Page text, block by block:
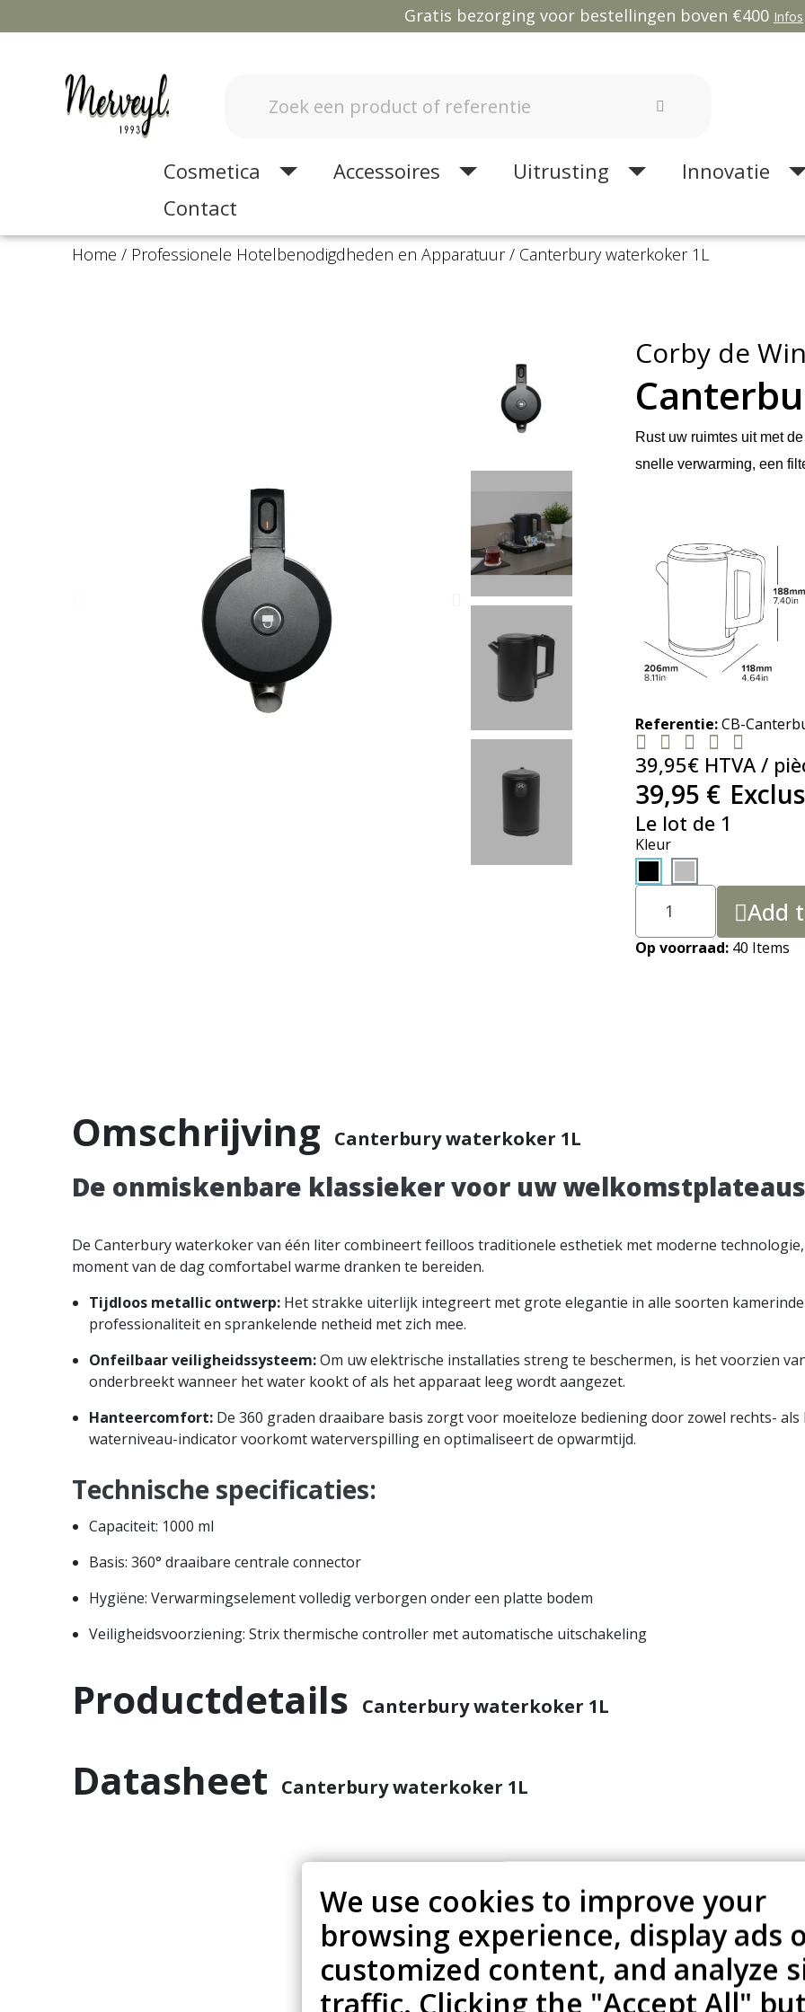
Gratis bezorging voor bestellingen boven €400 Infos
Cosmetica Accessoires Uitrusting Innovatie
Contact
Home Professionele Hotelbenodigdheden en Apparatuur Canterbury waterkoker 1L
Corby de
Rust uw ruimtes uit met
snelle verwarming, een
Referentie CB-
    
39,95€ HTVA /
39,95 €
Le lot de 1
Kleur
Add
Op voorraad 40 Items
Omschrijving Canterbury waterkoker 1L
De onmiskenbare klassieker voor uw welkomstplateaus
De Canterbury waterkoker van één liter combineert feilloos traditionele esthetiek met moderne
moment van de dag comfortabel warme dranken te bereiden.
Tijdloos metallic ontwerp: Het strakke uiterlijk integreert met grote elegantie in alle soorten
professionaliteit en sprankelende netheid met zich mee.
Onfeilbaar veiligheidssysteem:Om uw elektrische installaties streng te beschermen, is het voorzien
onderbreekt wanneer het water kookt of als het apparaat leeg wordt aangezet.
Hanteercomfort: De 360 graden draaibare basis zorgt voor moeiteloze bediening door zowel rechts-
waterniveau-indicator voorkomt waterverspilling en optimaliseert de opwarmtijd.
Technische specificaties:
Capaciteit: 1000 ml
Basis: 360° draaibare centrale connector
Hygiëne: Verwarmingselement volledig verborgen onder een platte bodem
Veiligheidsvoorziening: Strix thermische controller met automatische uitschakeling
Productdetails Canterbury waterkoker 1L
Datasheet Canterbury waterkoker 1L
We use cookies to improve your
browsing experience, display ads
customized content, and analyze
traffic. Clicking the "Accept All"